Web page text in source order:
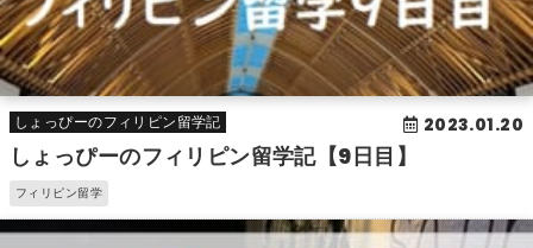
しょっぴーのフィリピン留学記 2023.01.20
しょっぴーのフィリピン留学記【9日目】
フィリピン留学